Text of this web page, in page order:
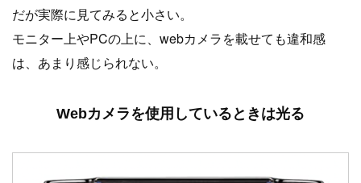
だが実際に見てみると小さい。
モニター上やPCの上に、webカメラを載せても違和感
は、あまり感じられない。
Webカメラを使用しているときは光る